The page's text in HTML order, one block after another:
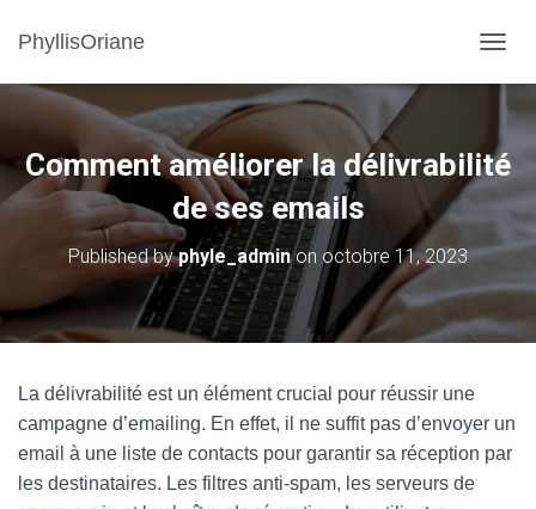
PhyllisOriane
Comment améliorer la délivrabilité
de ses emails
Published byphyle_adminon octobre 11, 2023
La délivrabilité est un élément crucial pour réussir une
campagne d’emailing. En effet, il ne suffit pas d’envoyer un
email à une liste de contacts pour garantir sa réception par
les destinataires. Les filtres anti-spam, les serveurs de